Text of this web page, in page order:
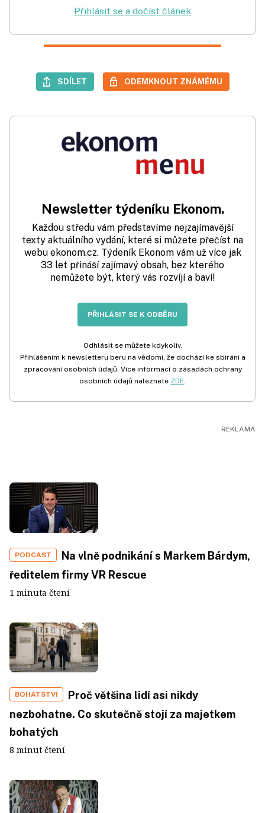
Přihlásit se a dočíst článek
SDÍLET ODEMKNOUT ZNÁMÉMU
Newsletter týdeníku Ekonom.
Každou středu vám představíme nejzajímavější
texty aktuálního vydání, které si můžete přečíst na
webu ekonom.cz. Týdeník Ekonom vám už více jak
33 let přináší zajímavý obsah, bez kterého
nemůžete být, který vás rozvíjí a baví!
PŘIHLÁSIT SE K ODBĚRU
Odhlásit se můžete kdykoliv.
Přihlášením k newsletteru beru na vědomí, že dochází ke sbírání a
zpracování osobních údajů. Více informací o zásadách ochrany
osobních údajů naleznete ZDE.
PODCAST
Na vlně podnikání s Markem Bárdym,
ředitelem firmy VR Rescue
1 minuta čtení
BOHATSTVÍ
Proč většina lidí asi nikdy
nezbohatne. Co skutečně stojí za majetkem
bohatých
8 minut čtení